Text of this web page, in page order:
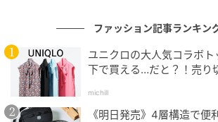
の露出が控えめだといやらしく見えな
見でした。絶妙な抜け感にもなってい
ーズネックレスもより引き立っていま
しても奈良さんは、小物づかいがお上
ファッション記事ランキン
ユニクロの大人気コラボ
下で買える…だと？！売り
michill
《明日発売》4層構造で便